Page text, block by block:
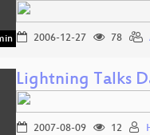
2006-12-27 78
Lightning Talks
2007-08-09 12